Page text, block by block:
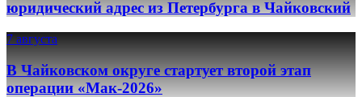
юридический адрес из Петербурга в Чайковский
7 августа
В Чайковском округе стартует второй этап
операции «Мак-2026»